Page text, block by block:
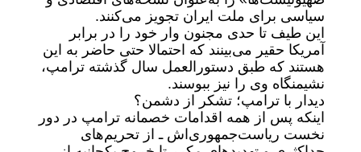
سیاسی برای ملت ایران تجویز می‌کنند.
این طیف تا حدی مجنون وار خود را در برابر
آمریکا حقیر می‌بینند که احتمالا حتی حاضر به این
هستند که طبق دستورالعمل سال گذشته ترامپ‌،
نشیمنگاه وی را نیز ببوسند.
دیدار با ترامپ؛ تشکر از دشمن؟
اینکه پس از همه اقدامات خصمانه ترامپ در دور
نخست ریاست‌جمهوری‌اش ـ از تحریم‌های